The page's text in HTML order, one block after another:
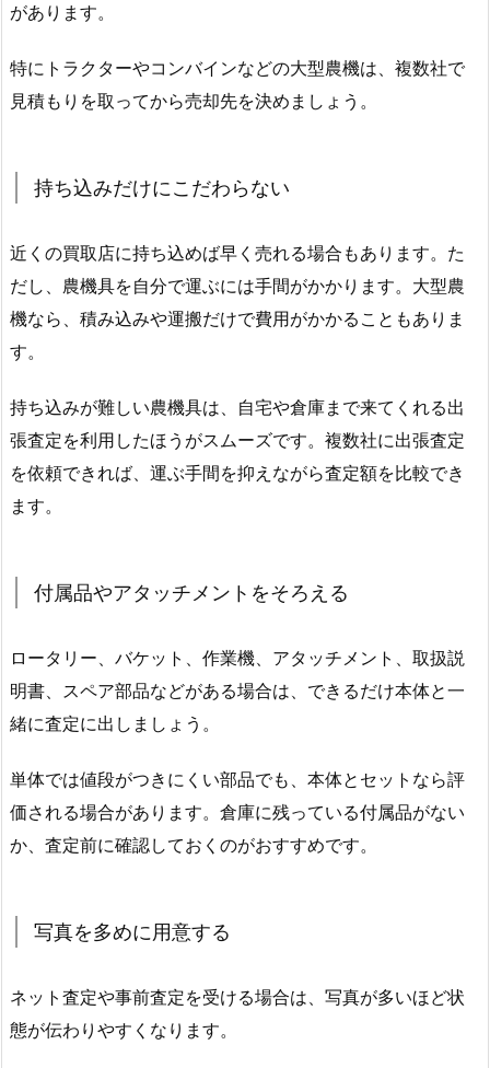
があります。
特にトラクターやコンバインなどの大型農機は、複数社で
見積もりを取ってから売却先を決めましょう。
持ち込みだけにこだわらない
近くの買取店に持ち込めば早く売れる場合もあります。た
だし、農機具を自分で運ぶには手間がかかります。大型農
機なら、積み込みや運搬だけで費用がかかることもありま
す。
持ち込みが難しい農機具は、自宅や倉庫まで来てくれる出
張査定を利用したほうがスムーズです。複数社に出張査定
を依頼できれば、運ぶ手間を抑えながら査定額を比較でき
ます。
付属品やアタッチメントをそろえる
ロータリー、バケット、作業機、アタッチメント、取扱説
明書、スペア部品などがある場合は、できるだけ本体と一
緒に査定に出しましょう。
単体では値段がつきにくい部品でも、本体とセットなら評
価される場合があります。倉庫に残っている付属品がない
か、査定前に確認しておくのがおすすめです。
写真を多めに用意する
ネット査定や事前査定を受ける場合は、写真が多いほど状
態が伝わりやすくなります。